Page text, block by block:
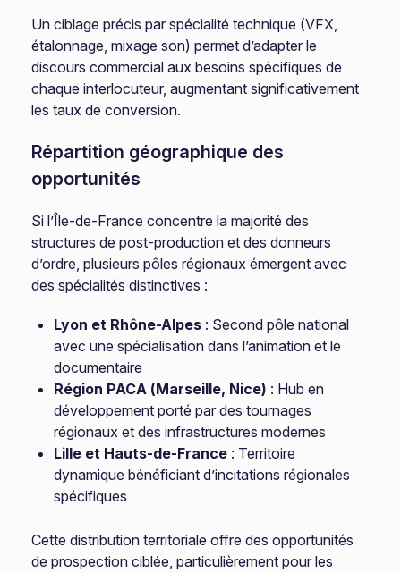
Un ciblage précis par spécialité technique (VFX,
étalonnage, mixage son) permet d’adapter le
discours commercial aux besoins spécifiques de
chaque interlocuteur, augmentant significativement
les taux de conversion.
Répartition géographique des
opportunités
Si l’Île-de-France concentre la majorité des
structures de post-production et des donneurs
d’ordre, plusieurs pôles régionaux émergent avec
des spécialités distinctives :
Lyon et Rhône-Alpes : Second pôle national
avec une spécialisation dans l’animation et le
documentaire
Région PACA (Marseille, Nice) : Hub en
développement porté par des tournages
régionaux et des infrastructures modernes
Lille et Hauts-de-France : Territoire
dynamique bénéficiant d’incitations régionales
spécifiques
Cette distribution territoriale offre des opportunités
de prospection ciblée, particulièrement pour les